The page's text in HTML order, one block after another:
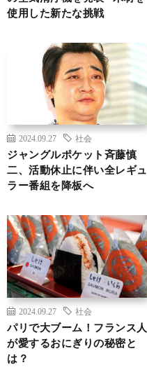
使用した新たな挑戦
2024.09.27 社会
ジャングルポケット斉藤慎
二、活動休止に伴い全レギュ
ラー番組を降板へ
2024.09.27 社会
パリで大ブーム！フランス人
が愛するおにぎりの秘密と
は？